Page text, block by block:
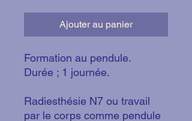
Ajouter au panier
Formation au pendule.
Durée ; 1 journée.
Radiesthésie N7 ou travail
par le corps comme pendule